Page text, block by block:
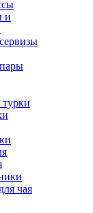
и
чая